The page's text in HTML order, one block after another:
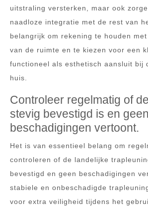
uitstraling versterken, maar ook
naadloze integratie met de rest van
belangrijk om rekening te houden
van de ruimte en te kiezen voor een
functioneel als esthetisch aansluit bij
huis.
Controleer regelmatig of
stevig bevestigd is en geen
beschadigingen vertoont.
Het is van essentieel belang om
controleren of de landelijke
bevestigd en geen beschadigingen
stabiele en onbeschadigde
voor extra veiligheid tijdens het